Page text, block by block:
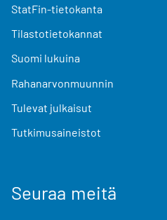
StatFin-tietokanta
Tilastotietokannat
Suomi lukuina
Rahanarvonmuunnin
Tulevat julkaisut
Tutkimusaineistot
Seuraa meitä